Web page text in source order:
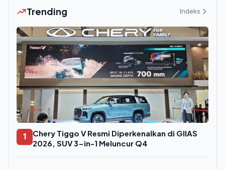
Trending Indeks
1
Chery Tiggo V Resmi Diperkenalkan di GIIAS
2026, SUV 3-in-1 Meluncur Q4